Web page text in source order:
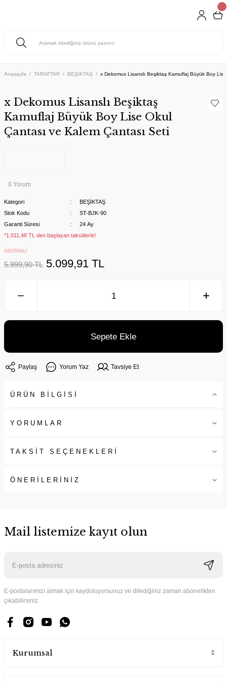
Anasayfa TARAFTAR BEŞİKTAŞ x Dekomus Lisanslı Beşiktaş Kamuflaj Büyük Boy
x Dekomus Lisanslı Beşiktaş
Kamuflaj Büyük Boy Lise Okul
Çantası ve Kalem Çantası Seti
0 Yorum
Kategori
BEŞİKTAŞ
Stok Kodu
ST-BJK-90
Garanti Süresi
24 Ay
*1.011,48 TL den başlayan taksitlerle!
İNDİRİMLİ
5.999,90 TL 5.099,91 TL
Sepete Ekle
Paylaş Yorum Yaz Tavsiye Et
ÜRÜN BİLGİSİ
YORUMLAR
TAKSİT SEÇENEKLERİ
ÖNERİLERİNİZ
Mail listemize kayıt olun
E-postalarımızı almak için kaydoluyorsunuz ve dilediğiniz zaman abonelikten
çıkabilirsiniz.
Kurumsal